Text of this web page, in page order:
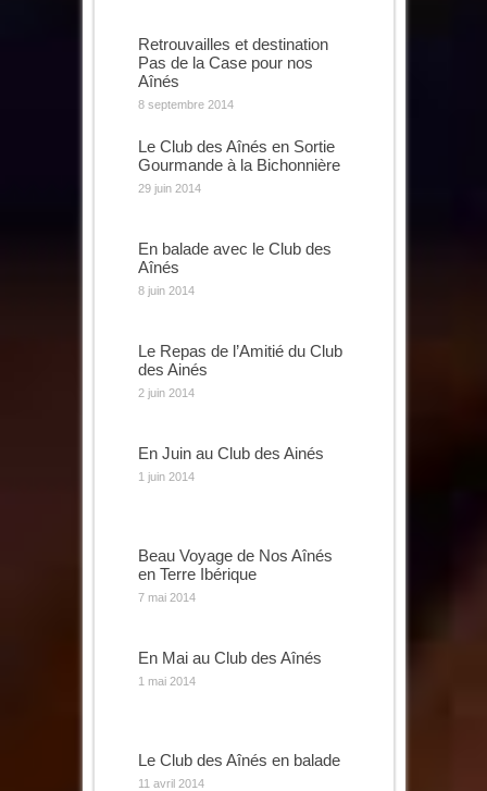
Retrouvailles et destination
Pas de la Case pour nos
Aînés
8 septembre 2014
Le Club des Aînés en Sortie
Gourmande à la Bichonnière
29 juin 2014
En balade avec le Club des
Aînés
8 juin 2014
Le Repas de l’Amitié du Club
des Ainés
2 juin 2014
En Juin au Club des Ainés
1 juin 2014
Beau Voyage de Nos Aînés
en Terre Ibérique
7 mai 2014
En Mai au Club des Aînés
1 mai 2014
Le Club des Aînés en balade
11 avril 2014